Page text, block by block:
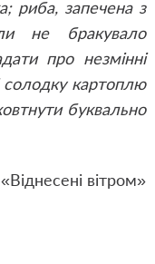
риба, запечена з
не бракувало
про незмінні
солодку картоплю
буквально
вітром»